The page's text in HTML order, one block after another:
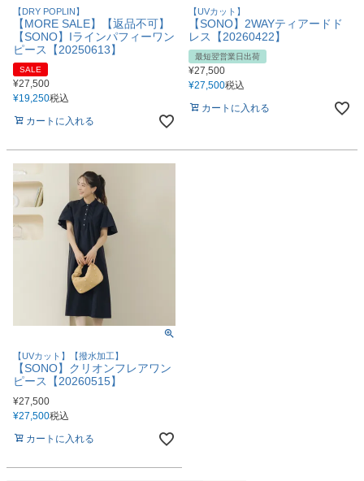
【DRY POPLIN】
【MORE SALE】【返品不可】
【SONO】Iラインパフィーワン
ピース【20250613】
SALE
¥27,500
¥19,250税込
カートに入れる
【UVカット】
【SONO】2WAYティアードド
レス【20260422】
最短翌営業日出荷
¥27,500
¥27,500税込
カートに入れる
【UVカット】【撥水加工】
【SONO】クリオンフレアワン
ピース【20260515】
¥27,500
¥27,500税込
カートに入れる